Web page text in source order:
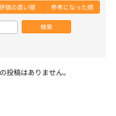
価の高い順 参考になった順
検索
投稿はありません。